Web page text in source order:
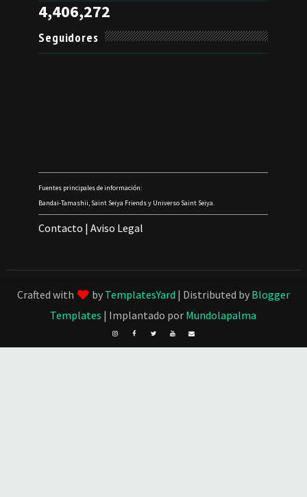
4,406,272
Seguidores
Fuentes principales de información:
Bandai-Tamashii, Saint Seiya Friends y Universo Saint Seiya.
Contacto |Aviso Legal
Crafted with by TemplatesYard | Distributed by Blogger
Templates | Implantado por Mundolapalma